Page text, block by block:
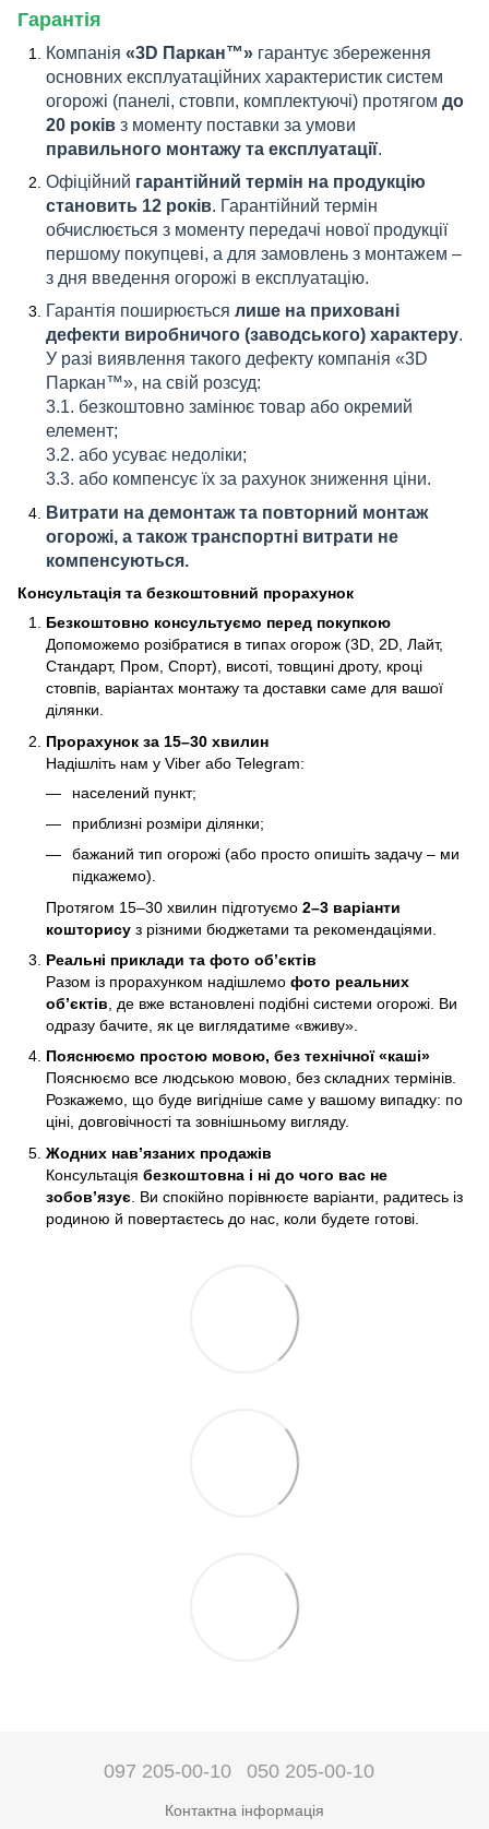
Гарантія
Компанія «3D Паркан™» гарантує збереження
основних експлуатаційних характеристик систем
огорожі (панелі, стовпи, комплектуючі) протягом до
20 років з моменту поставки за умови
правильного монтажу та експлуатації.
Офіційний гарантійний термін на продукцію
становить 12 років. Гарантійний термін
обчислюється з моменту передачі нової продукції
першому покупцеві, а для замовлень з монтажем –
з дня введення огорожі в експлуатацію.
Гарантія поширюється лише на приховані
дефекти виробничого (заводського) характеру.
У разі виявлення такого дефекту компанія «3D
Паркан™», на свій розсуд:
3.1. безкоштовно замінює товар або окремий
елемент;
3.2. або усуває недоліки;
3.3. або компенсує їх за рахунок зниження ціни.
Витрати на демонтаж та повторний монтаж
огорожі, а також транспортні витрати не
компенсуються.
Консультація та безкоштовний прорахунок
Безкоштовно консультуємо перед покупкою
Допоможемо розібратися в типах огорож (3D, 2D, Лайт,
Стандарт, Пром, Спорт), висоті, товщині дроту, кроці
стовпів, варіантах монтажу та доставки саме для вашої
ділянки.
Прорахунок за 15–30 хвилин
Надішліть нам у Viber або Telegram:
населений пункт;
приблизні розміри ділянки;
бажаний тип огорожі (або просто опишіть задачу – ми
підкажемо).
Протягом 15–30 хвилин підготуємо 2–3 варіанти
кошторису з різними бюджетами та рекомендаціями.
Реальні приклади та фото об’єктів
Разом із прорахунком надішлемо фото реальних
об’єктів , де вже встановлені подібні системи огорожі. Ви
одразу бачите, як це виглядатиме «вживу».
Пояснюємо простою мовою, без технічної «каші»
Пояснюємо все людською мовою, без складних термінів.
Розкажемо, що буде вигідніше саме у вашому випадку: по
ціні, довговічності та зовнішньому вигляду.
Жодних нав’язаних продажів
Консультація безкоштовна і ні до чого вас не
зобов’язує . Ви спокійно порівнюєте варіанти, радитесь із
родиною й повертаєтесь до нас, коли будете готові.
097 205-00-10 050 205-00-10
Контактна інформація